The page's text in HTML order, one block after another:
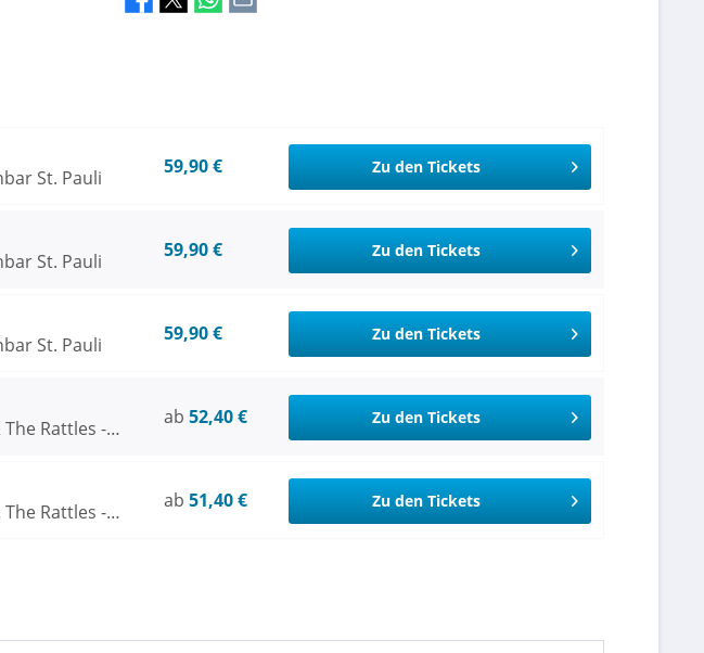
St. Pauli
59,90 € Zu den Tickets
St. Pauli
59,90 € Zu den Tickets
St. Pauli
59,90 € Zu den Tickets
Rattles -
ab 52,40 € Zu den Tickets
Rattles -
ab 51,40 € Zu den Tickets